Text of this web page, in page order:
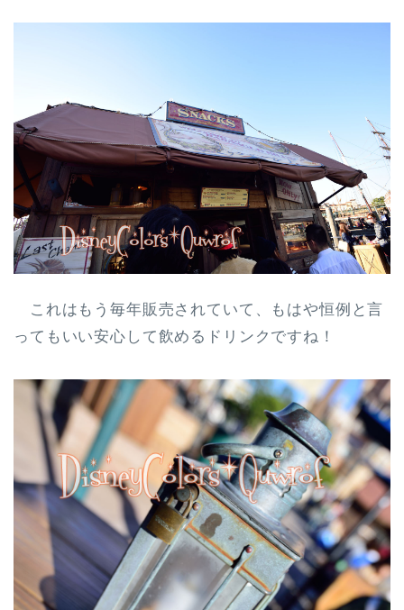
これはもう毎年販売されていて、もはや恒例と言
ってもいい安心して飲めるドリンクですね！